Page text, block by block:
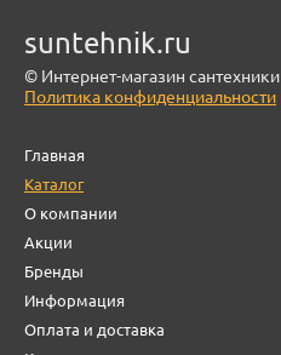
suntehnik.ru
© Интернет-магазин сантехники
Политика конфиденциальности
Главная
Каталог
О компании
Акции
Бренды
Информация
Оплата и доставка